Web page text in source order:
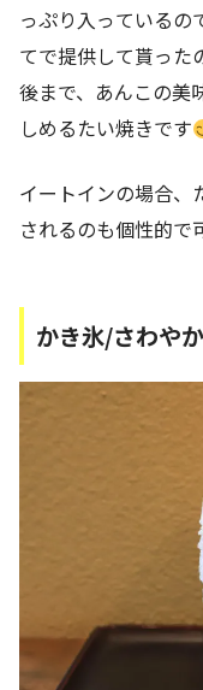
っぷり入っている
てで提供して貰った
後まで、あんこの美
しめるたい焼きです
イートインの場合、
されるのも個性的で
かき氷/さわや